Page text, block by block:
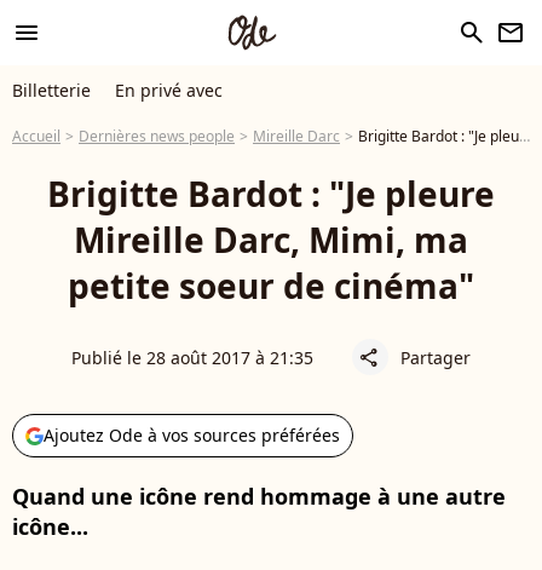
menu search newsletter
Billetterie En privé avec
Accueil Dernières news people Mireille Darc Brigitte Bardot : "Je pleure Mireille Darc, Mimi, ma petite soeur de cinéma"
Brigitte Bardot : "Je pleure
Mireille Darc, Mimi, ma
petite soeur de cinéma"
Publié le 28 août 2017 à 21:35 share Partager
Ajoutez Ode à vos sources préférées
Quand une icône rend hommage à une autre
icône...